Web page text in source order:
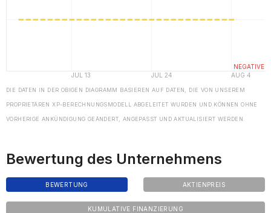
DIE DATEN IN DER OBIGEN DIAGRAMM BASIEREN AUF DATEN, DIE VON UNSEREM
PROPRIETÄREN XP-BERECHNUNGSMODELL ABGELEITET WURDEN UND KÖNNEN OHNE
VORHERIGE ANKÜNDIGUNG GEÄNDERT, ANGEPASST UND AKTUALISIERT WERDEN.
Bewertung des Unternehmens
BEWERTUNG AKTIENPREIS
KUMULATIVE FINANZIERUNG